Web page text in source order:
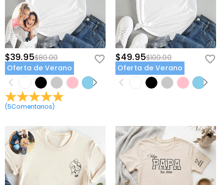
$39.95$80.00
Oferta de Verano
(5Comentarios)
$49.95$100.00
Oferta de Verano